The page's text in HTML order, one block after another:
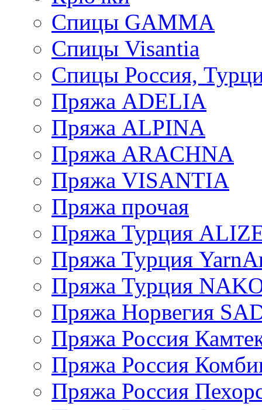
Спицы GAMMA
Спицы Visantia
Спицы Россия,
Пряжа ADELIA
Пряжа ALPINA
Пряжа ARACHNA
Пряжа VISANTIA
Пряжа прочая
Пряжа Турция
Пряжа Турция
Пряжа Турция
Пряжа Норвегия
Пряжа Россия
Пряжа Россия
Пряжа Россия